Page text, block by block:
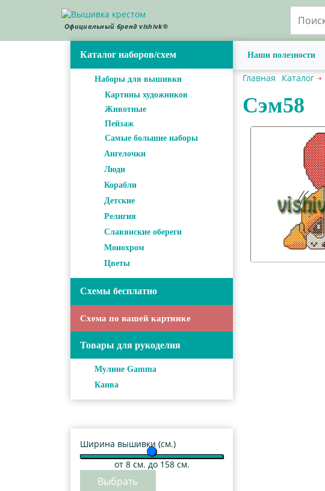
Официальный бренд vishivk®
Каталог наборов/схем
Наборы для вышивки
Картины художников
Животные
Пейзаж
Самые большие наборы
Ангелочки
Люди
Корабли
Детские
Религия
Славянские обереги
Монохром
Цветы
Схемы бесплатно
Схема по вашей картинке
Товары для рукоделия
Мулине Gamma
Канва
Ширина вышивки (см.)
от 8см. до 158 см.
Выбрать
Наши полезности
Главная Каталог
Сэм58